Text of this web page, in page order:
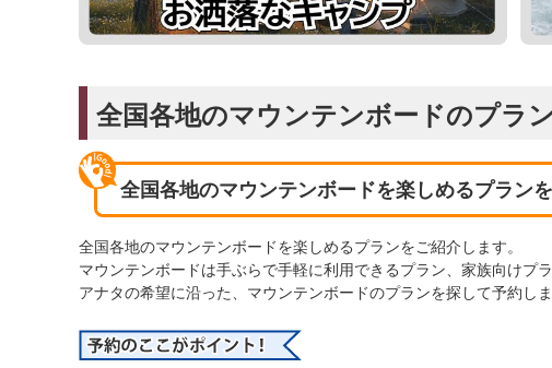
全国各地のマウンテンボードのプラ
全国各地のマウンテンボードを楽しめるプラン
全国各地のマウンテンボードを楽しめるプランをご紹介します。
マウンテンボードは手ぶらで手軽に利用できるプラン、家族向けプ
アナタの希望に沿った、マウンテンボードのプランを探して予約し